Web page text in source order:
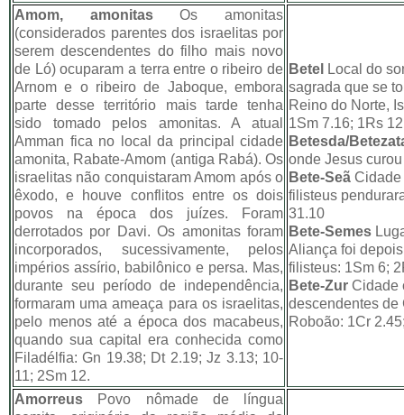
Amom, amonitasOs amonitas
(considerados parentes dos israelitas por
serem descendentes do filho mais novo
de Ló) ocuparam a terra entre o ribeiro de
Arnom e o ribeiro de Jaboque, embora
parte desse território mais tarde tenha
sido tomado pelos amonitas. A atual
Amman fica no local da principal cidade
amonita, Rabate-Amom (antiga Rabá). Os
israelitas não conquistaram Amom após o
êxodo, e houve conflitos entre os dois
povos na época dos juízes. Foram
derrotados por Davi. Os amonitas foram
incorporados, sucessivamente, pelos
impérios assírio, babilônico e persa. Mas,
durante seu período de independência,
formaram uma ameaça para os israelitas,
pelo menos até a época dos macabeus,
quando sua capital era conhecida como
Filadélfia: Gn 19.38; Dt 2.19; Jz 3.13; 10-
11; 2Sm 12.
Betel
Local do
sagrada que se
Reino do Norte,
1Sm 7.16; 1Rs
Betesda/
onde Jesus
Bete-Seã Cidade
filisteus
31.10
Bete-Semes
Aliança foi
filisteus: 1Sm 6;
Bete-Zur Cidade
descendentes de
Roboão: 1Cr
Amorreus Povo nômade de língua